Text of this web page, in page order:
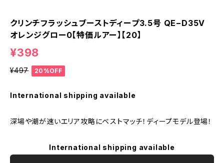
クリンチフラッシュブーストディープ3.5号 QE−D35V
オレンジグロー0【特価ルアー】【20】
¥398
¥497 20%OFF
International shipping available
深場や潮が速いエリア攻略にベストマッチ！ディープモデル登場！
International shipping available